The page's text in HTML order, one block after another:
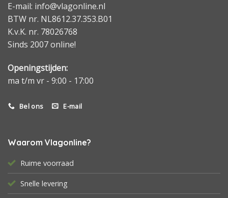
E-mail: info@vlagonline.nl
BTW nr. NL8612.37.353.B01
K.v.K. nr. 78026768
Sinds 2007 online!
Openingstijden:
ma t/m vr - 9:00 - 17:00
Bel ons E-mail
Waarom Vlagonline?
Ruime voorraad
Snelle levering